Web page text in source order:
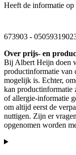
Heeft de informatie op
673903 -
Over prijs- en
Bij Albert Heijn doen
productinformatie van
mogelijk is. Echter,
kan productinformatie
of allergie-informatie
om altijd eerst de
nuttigen. Zijn er
opgenomen worden